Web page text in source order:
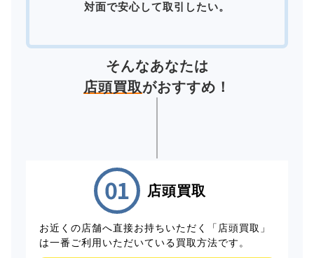
対面で安心して取引したい。
そんなあなたは
店頭買取がおすすめ！
店頭買取
お近くの店舗へ直接お持ちいただく「店頭買取」
は一番ご利用いただいている買取方法です。